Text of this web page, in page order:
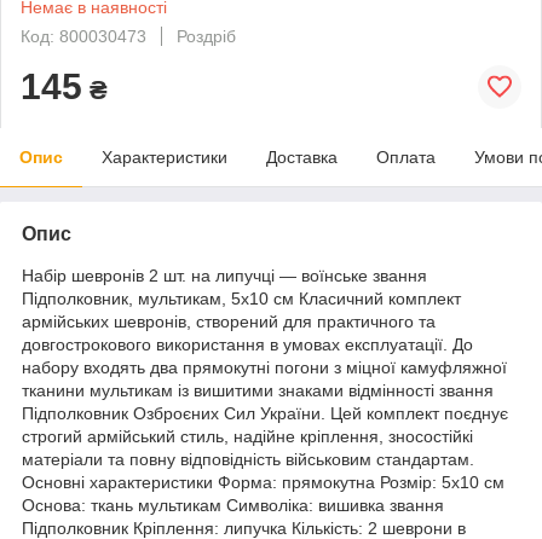
Немає в наявності
Код: 800030473
Роздріб
145 ₴
Опис Характеристики Доставка Оплата Умови
Опис
Набір шевронів 2 шт. на липучці — воїнське звання
Підполковник, мультикам, 5х10 см Класичний комплект
армійських шевронів, створений для практичного та
довгострокового використання в умовах експлуатації. До
набору входять два прямокутні погони з міцної камуфляжної
тканини мультикам із вишитими знаками відмінності звання
Підполковник Озброєних Сил України. Цей комплект поєднує
строгий армійський стиль, надійне кріплення, зносостійкі
матеріали та повну відповідність військовим стандартам.
Основні характеристики Форма: прямокутна Розмір: 5х10 см
Основа: ткань мультикам Символіка: вишивка звання
Підполковник Кріплення: липучка Кількість: 2 шеврони в